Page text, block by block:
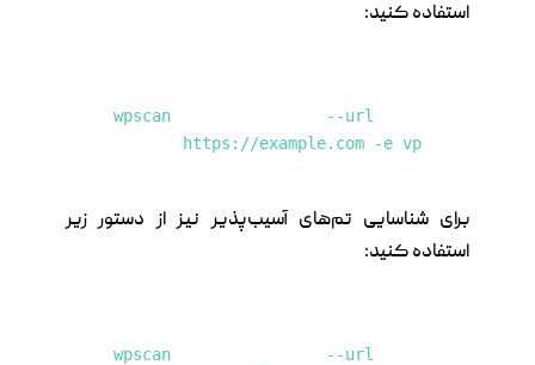
استفاده کنید:
wpscan --url
https://example.com -e vp
برای شناسایی تم‌های آسیب‌پذیر نیز از دستور زیر
استفاده کنید:
wpscan --url